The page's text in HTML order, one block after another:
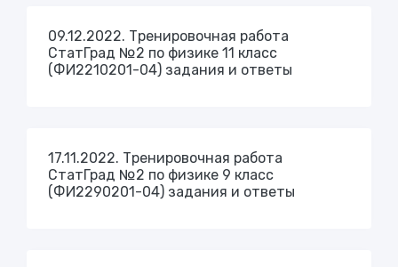
09.12.2022. Тренировочная работа
СтатГрад №2 по физике 11 класс
(ФИ2210201-04) задания и ответы
17.11.2022. Тренировочная работа
СтатГрад №2 по физике 9 класс
(ФИ2290201-04) задания и ответы